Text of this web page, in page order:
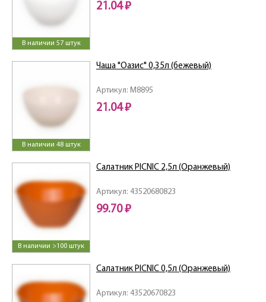
В наличии 57 штук
21.04 ₽
В наличии 48 штук
Артикул: M8895
Чаша "Оазис" 0,35л (бежевый)
21.04 ₽
В наличии >100 штук
Артикул: 43520680823
Салатник PICNIC 2,5л (Оранжевый)
99.70 ₽
Артикул: 43520670823
Салатник PICNIC 0,5л (Оранжевый)